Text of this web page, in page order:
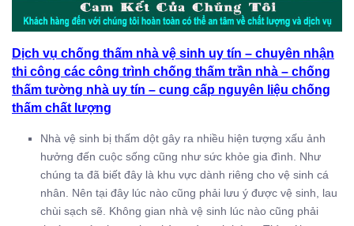
Dịch vụ chống thấm nhà vệ sinh uy tín – chuyên nhận
thi công các công trình chống thấm trần nhà – chống
thấm tường nhà uy tín – cung cấp nguyên liệu chống
thấm chất lượng
Nhà vệ sinh bị thấm dột gây ra nhiều hiện tượng xấu ảnh
hưởng đến cuộc sống cũng như sức khỏe gia đình. Như
chúng ta đã biết đây là khu vực dành riêng cho vệ sinh cá
nhân. Nên tại đây lúc nào cũng phải lưu ý được vệ sinh, lau
chùi sạch sẽ. Không gian nhà vệ sinh lúc nào cũng phải